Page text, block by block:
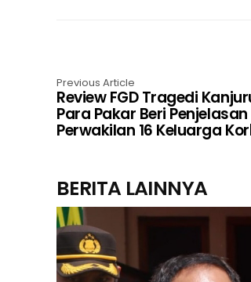
Previous Article
Review FGD Tragedi
Para Pakar Beri Penjelasan
Perwakilan 16 Keluarga
BERITA LAINNYA